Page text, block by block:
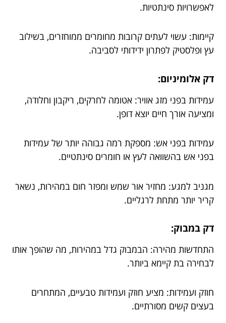
לאפשרויות סינתטיות.
קיימות: עשוי לעתים קרובות מחומרים ממוחזרים, בשילוב
עץ ופלסטיק לפתרון ידידותי לסביבה.
דק אלומיניום:
עמידות בפני מזג אוויר: אטומה לחרקים, ריקבון וחלודה,
ומציעה אורך חיים יוצא דופן.
עמידות בפני אש: מספקת רמה גבוהה יותר של עמידות
בפני אש בהשוואה לעץ או חומרים סינתטיים.
מגניב למגע: מחזיר אור שמש ומפזר חום במהירות, נשאר
קריר יותר מתחת לרגליים.
דק במבוק:
התחדשות מהירה: הבמבוק גדל במהירות, מה שהופך אותו
לבחירה בת קיימא ביותר.
חוזק ועמידות: מציע חוזק ועמידות טבעיים, המתחרים
בעצים קשים מסורתיים.